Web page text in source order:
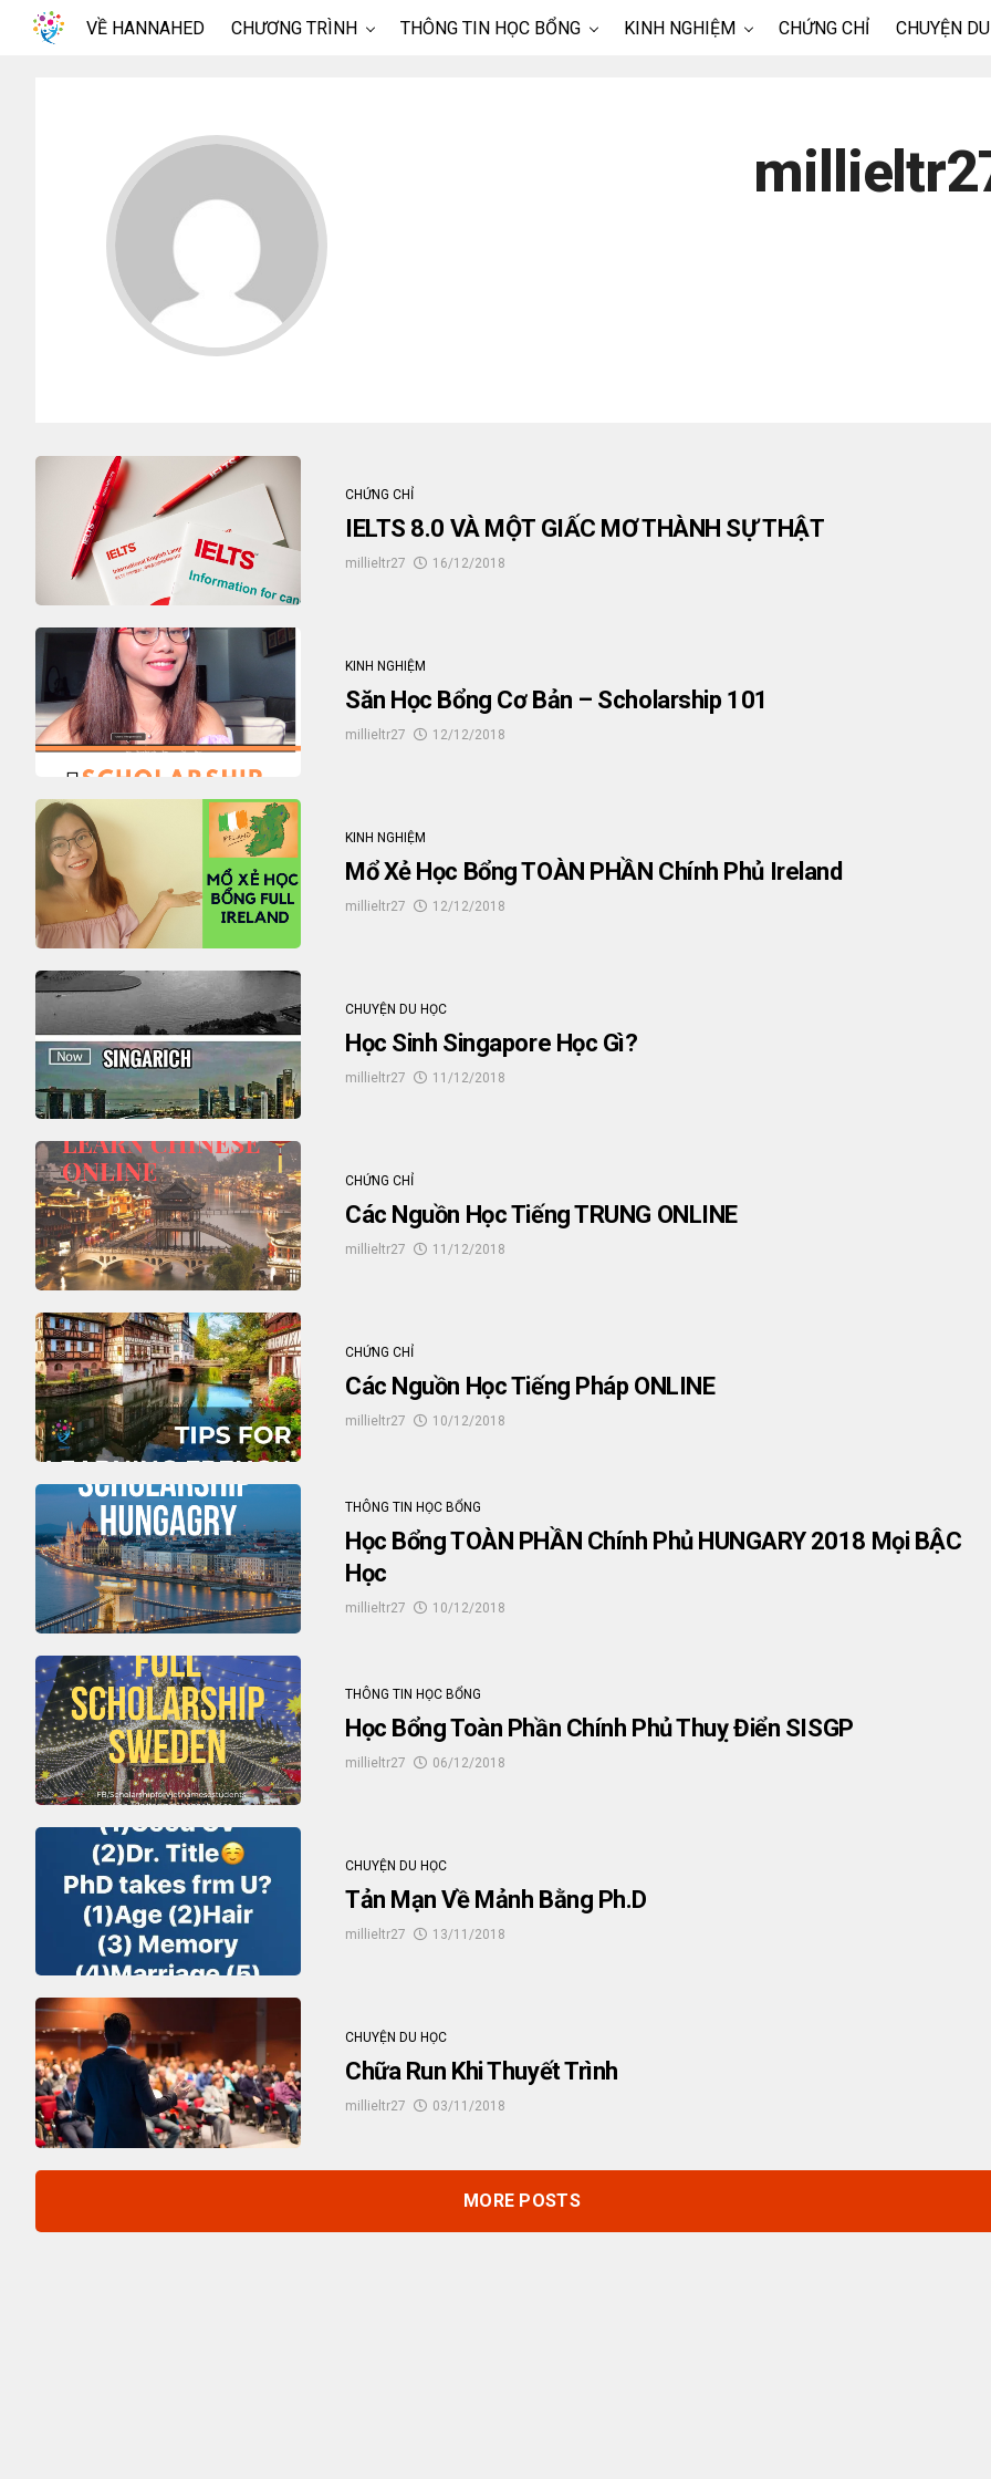
VỀ HANNAHED CHƯƠNG TRÌNH THÔNG TIN HỌC BỔNG KINH NGHIỆM CHỨNG CHỈ CHUYỆN
CHỨNG CHỈ
IELTS 8.0 VÀ MỘT GIẤC MƠ THÀNH SỰ THẬT
millieltr27 16/12/2018
KINH NGHIỆM
Săn Học Bổng Cơ Bản – Scholarship 101
millieltr27 12/12/2018
KINH NGHIỆM
Mổ Xẻ Học Bổng TOÀN PHẦN Chính Phủ Ireland
millieltr27 12/12/2018
CHUYỆN DU HỌC
Học Sinh Singapore Học Gì?
millieltr27 11/12/2018
CHỨNG CHỈ
Các Nguồn Học Tiếng TRUNG ONLINE
millieltr27 11/12/2018
CHỨNG CHỈ
Các Nguồn Học Tiếng Pháp ONLINE
millieltr27 10/12/2018
THÔNG TIN HỌC BỔNG
Học Bổng TOÀN PHẦN Chính Phủ HUNGARY 2018 Mọi BẬC
Học
millieltr27 10/12/2018
THÔNG TIN HỌC BỔNG
Học Bổng Toàn Phần Chính Phủ Thuỵ Điển SISGP
millieltr27 06/12/2018
CHUYỆN DU HỌC
Tản Mạn Về Mảnh Bằng Ph.D
millieltr27 13/11/2018
CHUYỆN DU HỌC
Chữa Run Khi Thuyết Trình
millieltr27 03/11/2018
MORE POSTS